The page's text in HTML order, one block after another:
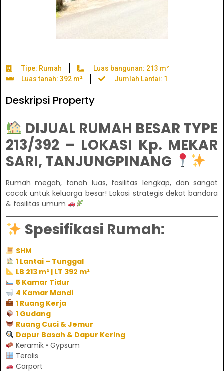
Tipe: Rumah
Luas bangunan: 213 m²
Luas tanah: 392 m²
Jumlah Lantai: 1
Deskripsi Property
DIJUAL RUMAH BESAR TYPE
213/392 – LOKASI Kp. MEKAR
SARI, TANJUNGPINANG
Rumah megah, tanah luas, fasilitas lengkap, dan sangat
cocok untuk keluarga besar! Lokasi strategis dekat bandara
& fasilitas umum
Spesifikasi Rumah:
SHM
1 Lantai – Tunggal
LB 213 m² | LT 392 m²
5 Kamar Tidur
4 Kamar Mandi
1 Ruang Kerja
1 Gudang
Ruang Cuci & Jemur
Dapur Basah & Dapur Kering
Keramik • Gypsum
Teralis
Carport